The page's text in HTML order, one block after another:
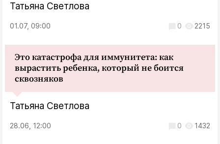
Татьяна Светлова
01.07, 09:00 0 2215
Это катастрофа для иммунитета: как
вырастить ребенка, который не боится
сквозняков
Татьяна Светлова
28.06, 12:00 0 1432